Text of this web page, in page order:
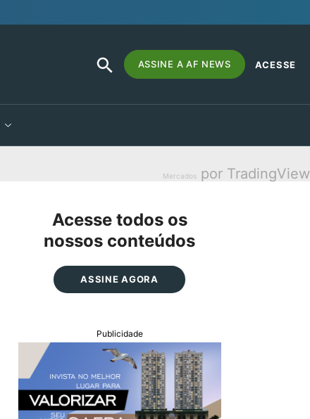
Search
for:
SEARCH
BUTTON
ASSINE A AF NEWS ACESSE
Mercados por TradingView
Acesse todos os
nossos conteúdos
ASSINE AGORA
Publicidade